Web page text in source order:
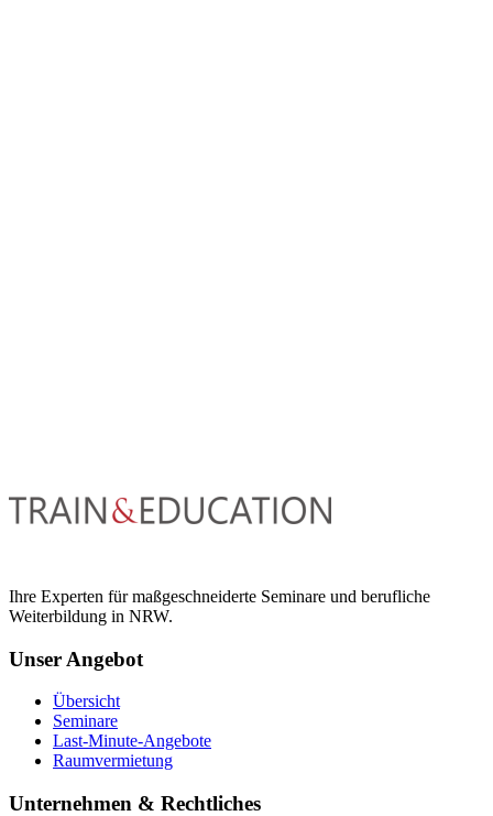
Ihre Experten für maßgeschneiderte Seminare und berufliche
Weiterbildung in NRW.
Unser Angebot
Übersicht
Seminare
Last-Minute-Angebote
Raumvermietung
Unternehmen & Rechtliches